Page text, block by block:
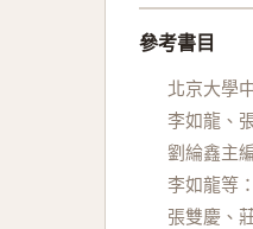
參考書目
北京大學
李如龍、
劉綸鑫主
李如龍等
張雙慶、